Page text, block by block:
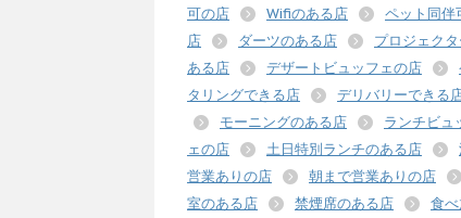
可の店
Wifiのある店
ペット同伴
店
ダーツのある店
プロジェク
ある店
デザートビュッフェの店
タリングできる店
デリバリーできる
モーニングのある店
ランチビュ
ェの店
土日特別ランチのある店
営業ありの店
朝まで営業ありの店
室のある店
禁煙席のある店
食